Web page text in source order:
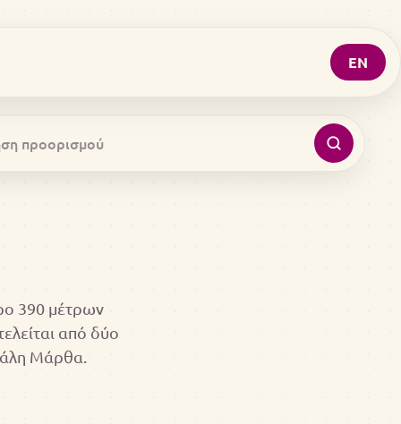
EN
390 μέτρων
από δύο
Μάρθα.